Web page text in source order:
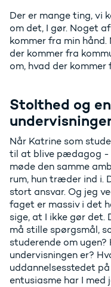
Der er mange ting, vi
om det, I gør. Noget
kommer fra min
der kommer fra
om, hvad der kommer
Stolthed og
Når Katrine som
til at blive pædagog -
møde den samme
rum, hun træder ind i.
stort ansvar. Og jeg
faget er massiv i det
sige, at I ikke gør
må stille spørgsmål,
studerende om
undervisningen er?
uddannelsesstedet
entusiasme har I med